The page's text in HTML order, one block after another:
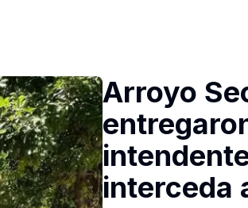
Arroyo
interceda